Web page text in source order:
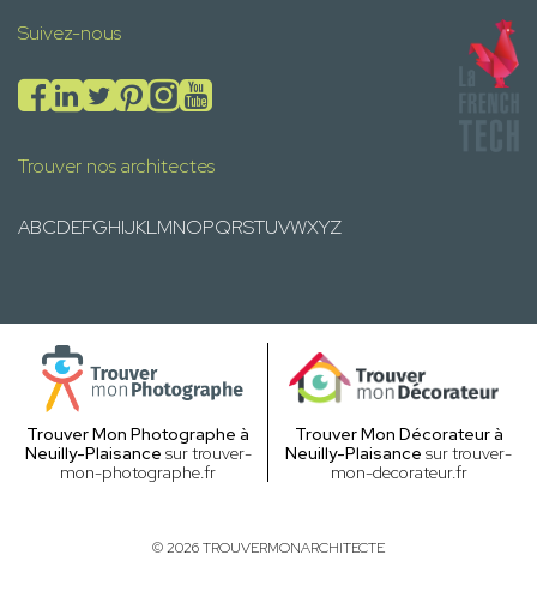
Suivez-nous
Trouver nos architectes
ABCDEFGHIJKLMNOPQRSTUVWXYZ
Trouver Mon Photographe à
Neuilly-Plaisance sur trouver-
mon-photographe.fr
Trouver Mon Décorateur à
Neuilly-Plaisance sur trouver-
mon-decorateur.fr
© 2026 TROUVERMONARCHITECTE